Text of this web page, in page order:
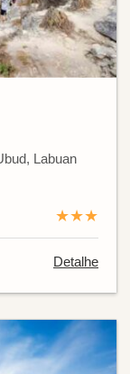
Labuan
★★★
Detalhe